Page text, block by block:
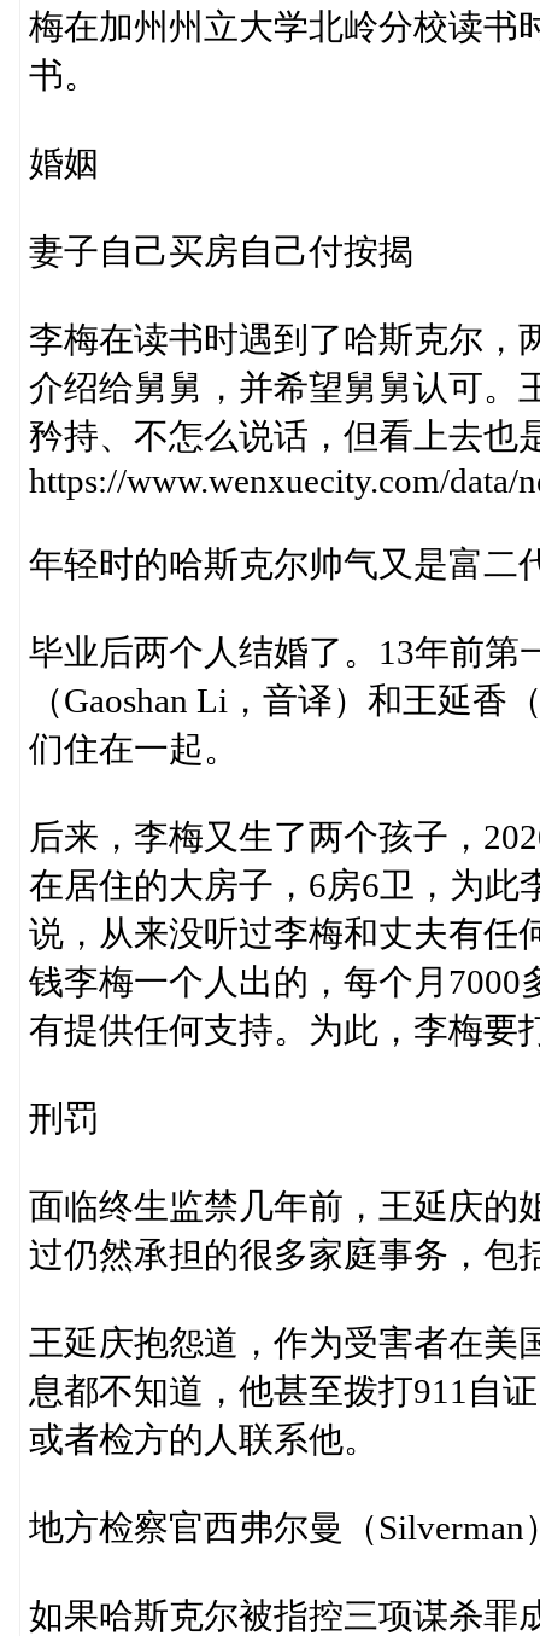
梅在加州州立大学北岭分校读书
书。
婚姻
妻子自己买房自己付按揭
李梅在读书时遇到了哈斯克尔，
介绍给舅舅，并希望舅舅认可。
矜持、不怎么说话，但看上去也
https://www.wenxuecity.com/data/
年轻时的哈斯克尔帅气又是富二
毕业后两个人结婚了。13年前
（Gaoshan Li，音译）和王延香
们住在一起。
后来，李梅又生了两个孩子，
在居住的大房子，6房6卫，为此
说，从来没听过李梅和丈夫有任
钱李梅一个人出的，每个月
有提供任何支持。为此，李梅要
刑罚
面临终生监禁几年前，王延庆的
过仍然承担的很多家庭事务，包
王延庆抱怨道，作为受害者在美
息都不知道，他甚至拨打911自
或者检方的人联系他。
地方检察官西弗尔曼（
如果哈斯克尔被指控三项谋杀罪